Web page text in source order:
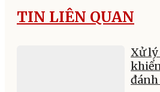
TIN LIÊN QUAN
Xử